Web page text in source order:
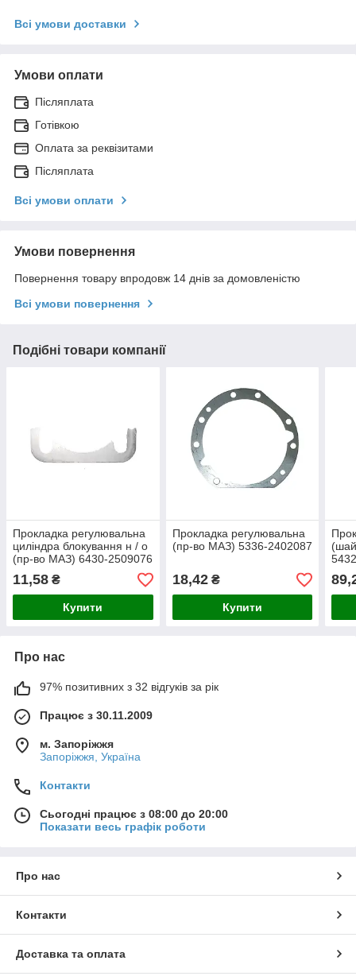
Всі умови доставки
Умови оплати
Післяплата
Готівкою
Оплата за реквізитами
Післяплата
Всі умови оплати
Умови повернення
Повернення товару впродовж 14 днів за домовленістю
Всі умови повернення
Подібні товари компанії
Прокладка регулювальна
циліндра блокування н / о
(пр-во МАЗ) 6430-2509076
11,58 ₴
Купити
Прокладка регулювальна
(пр-во МАЗ) 5336-2402087
18,42₴
Купити
Про нас
97% позитивних з 32 відгуків за рік
Працює з 30.11.2009
м. Запоріжжя
Запоріжжя, Україна
Контакти
Сьогодні працює з 08:00 до 20:00
Показати весь графік роботи
Про нас
Контакти
Доставка та оплата